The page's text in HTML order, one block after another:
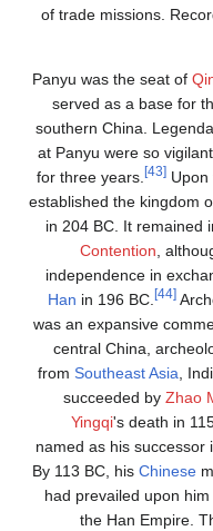
of trade
Panyu was the
served as a
southern China.
at Panyu were
for three years.
established the
in 204 BC. It
Contention
independence
Hanin 196 BC.
was an
central
fromSoutheast
succeeded
Yingqi 's
named as his
By 113 BC, his
had prevailed
the Han